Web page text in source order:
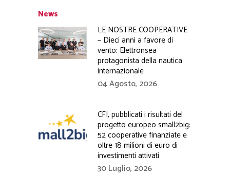
News
LE NOSTRE COOPERATIVE
– Dieci anni a favore di
vento: Elettronsea
protagonista della nautica
internazionale
04 Agosto, 2026
CFI, pubblicati i risultati del
progetto europeo small2big:
52 cooperative finanziate e
oltre 18 milioni di euro di
investimenti attivati
30 Luglio, 2026